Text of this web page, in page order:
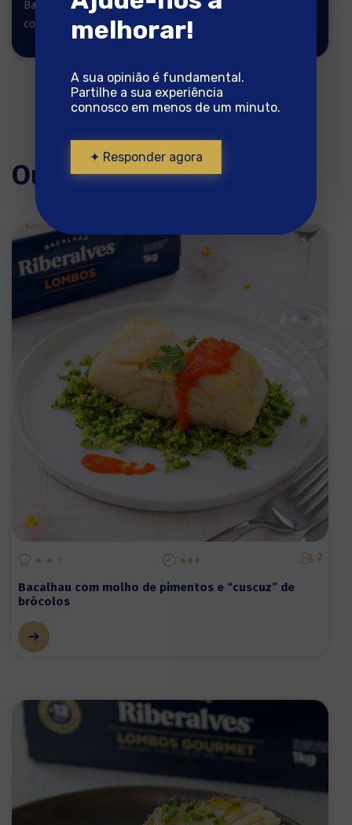
Bacalhau pronto a
cozinhar
Bacalhau pronto a
cozinhar
Outras receitas
2
Bacalhau com molho de pimentos e “cuscuz” de
brócolos
melhorar!
A sua opinião é fundamental.
Partilhe a sua experiência
connosco em menos de um minuto.
✦ Responder agora